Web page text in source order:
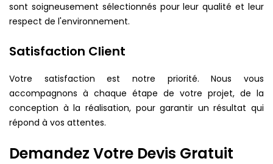
sont soigneusement sélectionnés pour leur qualité et leur
respect de l'environnement.
Satisfaction Client
Votre satisfaction est notre priorité. Nous vous
accompagnons à chaque étape de votre projet, de la
conception à la réalisation, pour garantir un résultat qui
répond à vos attentes.
Demandez Votre Devis Gratuit